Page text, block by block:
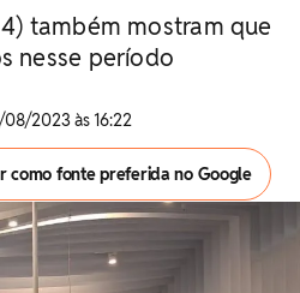
também mostram que
nesse período
2023 às 16:22
como fonte preferida no Google